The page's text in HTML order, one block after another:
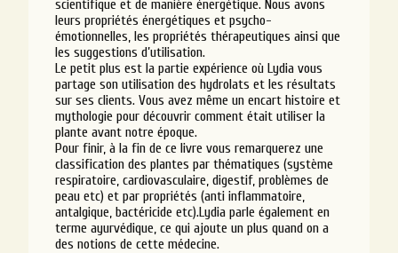
scientifique et de manière énergétique. Nous avons
leurs propriétés énergétiques et psycho-
émotionnelles, les propriétés thérapeutiques ainsi que
les suggestions d’utilisation.
Le petit plus est la partie expérience où Lydia vous
partage son utilisation des hydrolats et les résultats
sur ses clients. Vous avez même un encart histoire et
mythologie pour découvrir comment était utiliser la
plante avant notre époque.
Pour finir, à la fin de ce livre vous remarquerez une
classification des plantes par thématiques (système
respiratoire, cardiovasculaire, digestif, problèmes de
peau etc) et par propriétés (anti inflammatoire,
antalgique, bactéricide etc).Lydia parle également en
terme ayurvédique, ce qui ajoute un plus quand on a
des notions de cette médecine.